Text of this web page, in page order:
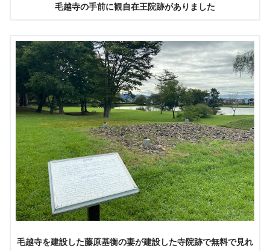
毛越寺の手前に観自在王院跡がありました
毛越寺を建設した藤原基衡の妻が建設した寺院跡で無料で見れ